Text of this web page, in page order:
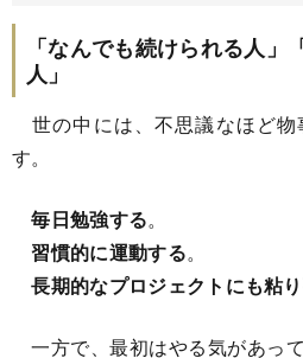
「なんでも続けられる人」
人」
世の中には、不思議なほど物
す。
毎日勉強する。
習慣的に運動する。
長期的なプロジェクトにも粘
一方で、最初はやる気があっ